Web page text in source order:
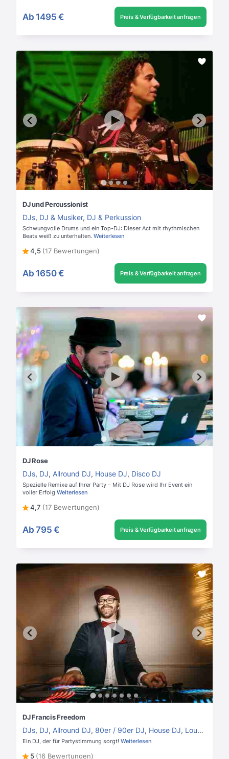
Ab 1495 € Preis & Verfügbarkeit anfragen
DJ und Percussionist
DJs, DJ & Musiker, DJ & Perkussion
Schwungvolle Drums und ein Top-DJ: Dieser Act mit rhythmischen
Beats weiß zu unterhalten. Weiterlesen
4,5 (17 Bewertungen)
Ab 1650 € Preis & Verfügbarkeit anfragen
DJ Rose
DJs, DJ, Allround DJ, House DJ, Disco DJ
Spezielle Remixe auf Ihrer Party – Mit DJ Rose wird Ihr Event ein
voller Erfolg Weiterlesen
4,7 (17 Bewertungen)
Ab 795 € Preis & Verfügbarkeit anfragen
DJ Francis Freedom
DJs, DJ, Allround DJ, 80er / 90er DJ, House DJ, Lounge DJ
Ein DJ, der für Partystimmung sorgt! Weiterlesen
5 (16 Bewertungen)